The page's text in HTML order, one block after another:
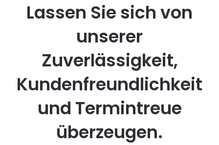
Lassen Sie sich von
unserer
Zuverlässigkeit,
Kundenfreundlichkeit
und Termintreue
überzeugen.